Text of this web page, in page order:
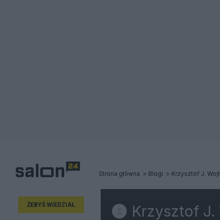
Strona główna Blogi Krzysztof J.
ŻEBYŚ WIEDZIAŁ Krzysztof J.